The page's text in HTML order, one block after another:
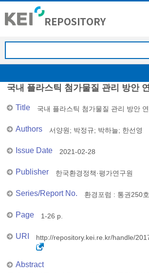
국내 플라스틱 첨가물질 관리 방안
Title 국내 플라스틱 첨가물질 관리 방안
Authors 서양원; 박정규; 박하늘; 한선영
Issue Date 2021-02-28
Publisher 한국환경정책·평가연구원
Series/Report No. 환경포럼 : 통권250호
Page 1-26 p.
URI http://repository.kei.re.kr/handle/
Abstract